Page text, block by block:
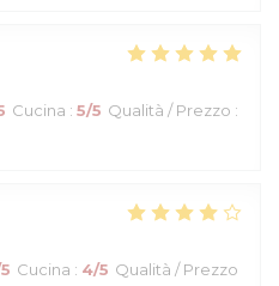
Cucina : 5/5 Qualità / Prezzo :
Cucina : 4/5 Qualità / Prezzo